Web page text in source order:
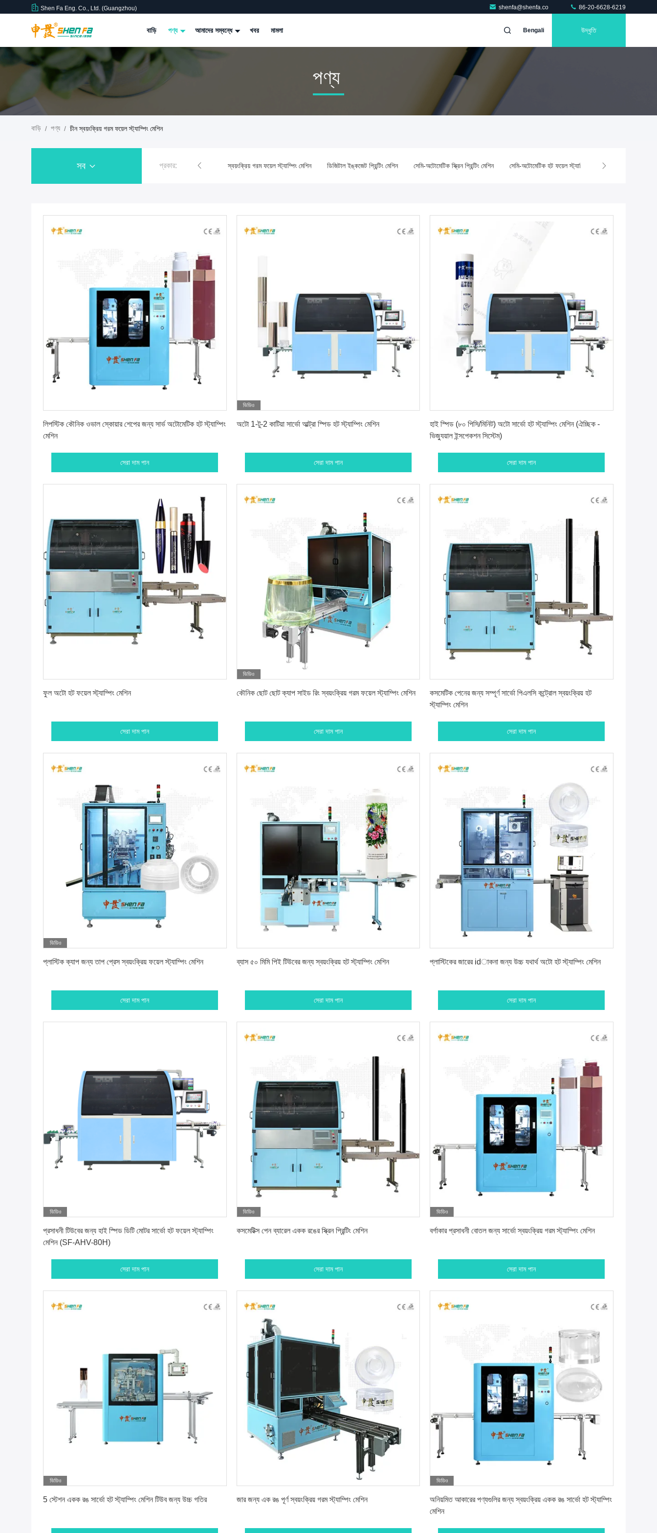
Shen Fa Eng. Co., Ltd. (Guangzhou) shenfa@shenfa.co 86-20-6628-6219
বাড়ি পণ্য আমাদের সম্বন্ধে খবর মামলা Bengali উদ্ধৃতি
পণ্য
বাড়ি / পণ্য / চীন স্বয়ংক্রিয় গরম ফয়েল স্ট্যাম্পিং মেশিন
সব প্রকার:
স্বয়ংক্রিয় স্ক্রিন প্রিন্টিং মেশিন স্বয়ংক্রিয় গরম ফয়েল স্ট্যাম্পিং মেশিন ডিজিটাল ইঙ্কজেট প্রিন্টিং মেশিন সেমি-অটোমেটিক স্ক্রিন প্রিন্টিং মেশিন সেমি-অটোমেটিক হট ফয়েল স্ট্যাম্পিং মেশিন
লিপস্টিক কৌনিক ওভাল স্কোয়ার শেপের জন্য সার্ভ অটোমেটিক হট স্ট্যাম্পিং
মেশিন
সেরা দাম পান
ভিডিও
অটো 1-টু-2 কাটিয়া সার্ভো আল্ট্রা স্পিড হট স্ট্যাম্পিং মেশিন
সেরা দাম পান
হাই স্পিড (৮০ পিসি/মিনিট) অটো সার্ভো হট স্ট্যাম্পিং মেশিন (ঐচ্ছিক -
ভিজ্যুয়াল ইন্সপেকশন সিস্টেম)
সেরা দাম পান
ফুল অটো হট ফয়েল স্ট্যাম্পিং মেশিন
সেরা দাম পান
ভিডিও
কৌনিক ছোট ছোট ক্যাপ সাইড রিং স্বয়ংক্রিয় গরম ফয়েল স্ট্যাম্পিং মেশিন
সেরা দাম পান
কসমেটিক পেনের জন্য সম্পূর্ণ সার্ভো পিএলসি কন্ট্রোল স্বয়ংক্রিয় হট
স্ট্যাম্পিং মেশিন
সেরা দাম পান
ভিডিও
প্লাস্টিক ক্যাপ জন্য তাপ প্রেস স্বয়ংক্রিয় ফয়েল স্ট্যাম্পিং মেশিন
সেরা দাম পান
ব্যাস ৫০ মিমি পিই টিউবের জন্য স্বয়ংক্রিয় হট স্ট্যাম্পিং মেশিন
সেরা দাম পান
প্লাস্টিকের জারের idাকনা জন্য উচ্চ যথার্থ অটো হট স্ট্যাম্পিং মেশিন
সেরা দাম পান
ভিডিও
প্রসাধনী টিউবের জন্য হাই স্পিড ডিটি মোটর সার্ভো হট ফয়েল স্ট্যাম্পিং
মেশিন (SF-AHV-80H)
সেরা দাম পান
ভিডিও
কসমেটিক্স পেন ব্যারেল একক রঙের স্ক্রিন প্রিন্টিং মেশিন
সেরা দাম পান
ভিডিও
বর্গাকার প্রসাধনী বোতল জন্য সার্ভো স্বয়ংক্রিয় গরম স্ট্যাম্পিং মেশিন
সেরা দাম পান
ভিডিও
5 স্টেশন একক রঙ সার্ভো হট স্ট্যাম্পিং মেশিন টিউব জন্য উচ্চ গতির জার জন্য এক রঙ পূর্ণ স্বয়ংক্রিয় গরম স্ট্যাম্পিং মেশিন
ভিডিও
অনিয়মিত আকারের পণ্যগুলির জন্য স্বয়ংক্রিয় একক রঙ সার্ভো হট স্ট্যাম্পিং
মেশিন